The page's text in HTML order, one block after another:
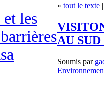
les
» tout le texte
AU
Soumis par